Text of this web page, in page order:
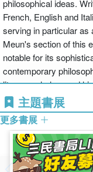
philosophical ideas.
French, English and
serving in particular as
Meun's section of this
notable for its
contemporary
literary scholars and
thorough,
poetry to articulate
ranging collection
medieval intellectual
philosophical potential
poetry as a whole.
主題書展
更多書展